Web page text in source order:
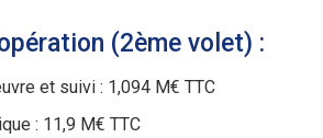
(2ème volet) :
et suivi : 1,094 M€ TTC
: 11,9 M€ TTC